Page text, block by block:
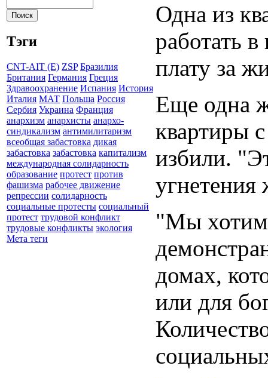
Тэги
CNT-AIT (E) ZSP Бразилия
Британия Германия Греция
Здравоохранение Испания История
Италия МАТ Польша Россия
Сербия Украина Франция
анархизм анархисты анархо-
синдикализм антимилитаризм
всеобщая забастовка дикая
забастовка забастовка капитализм
международная солидарность
образование протест против
фашизма рабочее движение
репрессии солидарность
социальные протесты социальный
протест трудовой конфликт
трудовые конфликты экология
Мета теги
Одна из
работать
плату за
Еще одна
квартиры
избили.
угнетения
"Мы хотим
домах,
или для